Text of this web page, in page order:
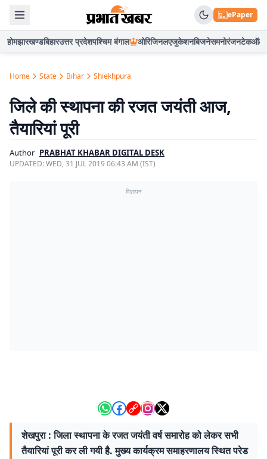
ePaper
होमझारखण्डबिहारउत्तर प्रदेशपश्चिम बंगाल ओरिजिनलएजुकेशनबिजनेसमनोरंजनटेकऑटो
Home State Bihar Shiekhpura
जिले की स्थापना की रजत जयंती आज,
तैयारियां पूरी
Author PRABHAT KHABAR DIGITAL DESK
UPDATED:WED, 31 JUL 2019 06:43 AM (IST)
विज्ञापन
शेखपुरा : जिला स्थापना के रजत जयंती वर्ष समारोह को लेकर सभी
तैयारियां पूरी कर ली गयी है. मुख्य कार्यक्रम समाहरणालय स्थित परेड